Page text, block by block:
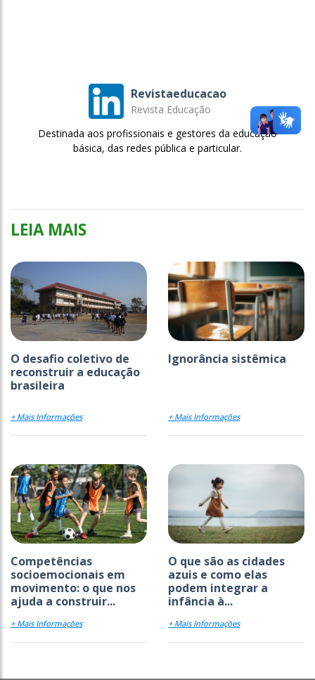
Revistaeducacao
Revista Educação
Destinada aos profissionais e gestores da educação
básica, das redes pública e particular.
LEIA MAIS
O desafio coletivo de
reconstruir a educação
brasileira
+ Mais Informações
Ignorância sistêmica
+ Mais Informações
Competências
socioemocionais em
movimento: o que nos
ajuda a construir...
+ Mais Informações
O que são as cidades
azuis e como elas
podem integrar a
infância à...
+ Mais Informações